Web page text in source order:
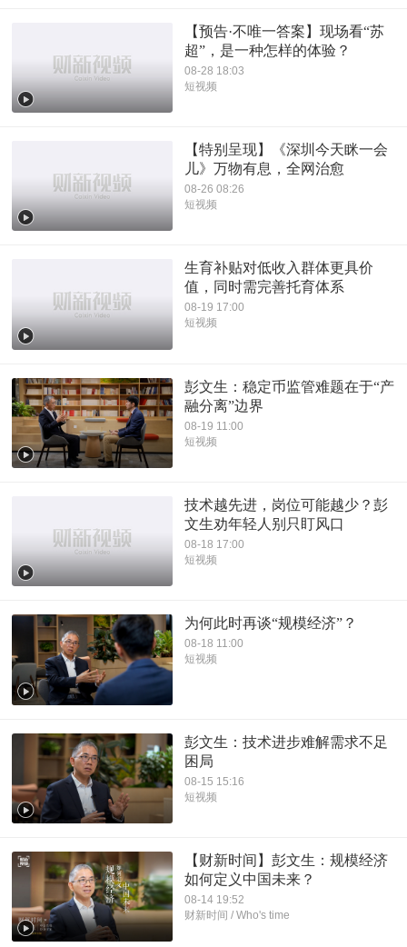
【预告·不唯一答案】现场看“苏
超”，是一种怎样的体验？
08-28 18:03
短视频
【特别呈现】《深圳今天眯一会
儿》万物有息，全网治愈
08-26 08:26
短视频
生育补贴对低收入群体更具价
值，同时需完善托育体系
08-19 17:00
短视频
彭文生：稳定币监管难题在于“产
融分离”边界
08-19 11:00
短视频
技术越先进，岗位可能越少？彭
文生劝年轻人别只盯风口
08-18 17:00
短视频
为何此时再谈“规模经济”？
08-18 11:00
短视频
彭文生：技术进步难解需求不足
困局
08-15 15:16
短视频
【财新时间】彭文生：规模经济
如何定义中国未来？
08-14 19:52
财新时间 / Who's time